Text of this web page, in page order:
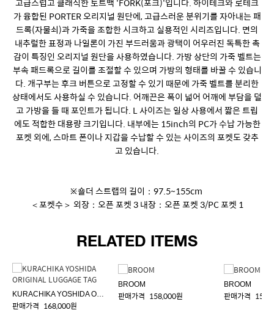
고급스럽고 클래식한 토트백 'FORK(포크)'입니다. 하이테크와 로테크
가 융합된 PORTER 오리지널 원단에, 고급스러운 분위기를 자아내는 패
드록(자물쇠)과 가죽을 조합한 시크하고 실용적인 시리즈입니다. 면의
내추럴한 표정과 나일론이 가진 부드러움과 광택이 어우러진 독특한 촉
감이 특징인 오리지널 원단을 사용하였습니다. 가방 상단의 가죽 벨트는
부속 패드록으로 길이를 조절할 수 있으며 가방의 형태를 바꿀 수 있습니
다. 개구부는 후크 버튼으로 고정할 수 있기 때문에 가죽 벨트를 분리한
상태에서도 사용하실 수 있습니다. 어깨끈은 폭이 넓어 어깨에 부담을 덜
고 가방을 들 때 포인트가 됩니다. L 사이즈는 일상 사용에서 짧은 트립
에도 적합한 대용량 크기입니다. 내부에는 15inch의 PC가 수납 가능한
포켓 외에, 스마트 폰이나 지갑을 수납할 수 있는 사이즈의 포켓도 갖추
고 있습니다.
※숄더 스트랩의 길이：97.5~155cm
＜포켓수＞ 외장：오픈 포켓 3 내장：오픈 포켓 3/PC 포켓 1
RELATED ITEMS
KURACHIKA YOSHIDA ORIGINAL LUGGAGE TAG
판매가격 168,000원
BROOM
판매가격 158,000원
BROOM
판매가격